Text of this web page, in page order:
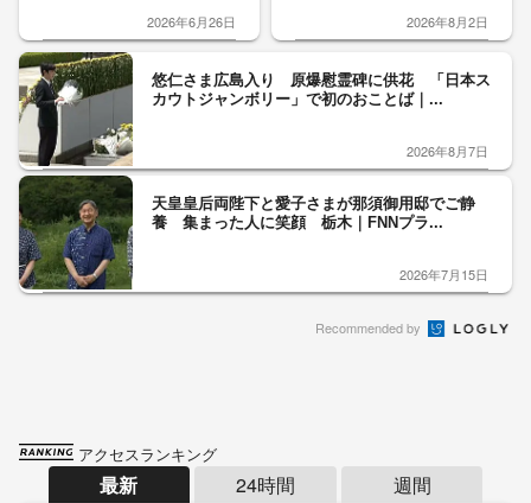
2026年6月26日 2026年8月2日
悠仁さま広島入り 原爆慰霊碑に供花 「日本ス
カウトジャンボリー」で初のおことば｜...
2026年8月7日
天皇皇后両陛下と愛子さまが那須御用邸でご静
養 集まった人に笑顔 栃木｜FNNプラ...
2026年7月15日
Recommended by
アクセスランキング
最新 24時間 週間